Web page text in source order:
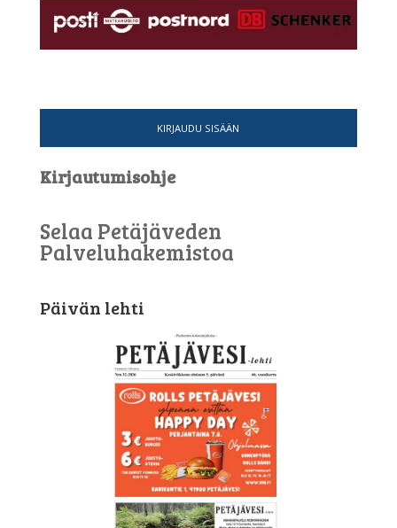
KIRJAUDU SISÄÄN
Kirjautumisohje
Selaa Petäjäveden
Palveluhakemistoa
Päivän lehti